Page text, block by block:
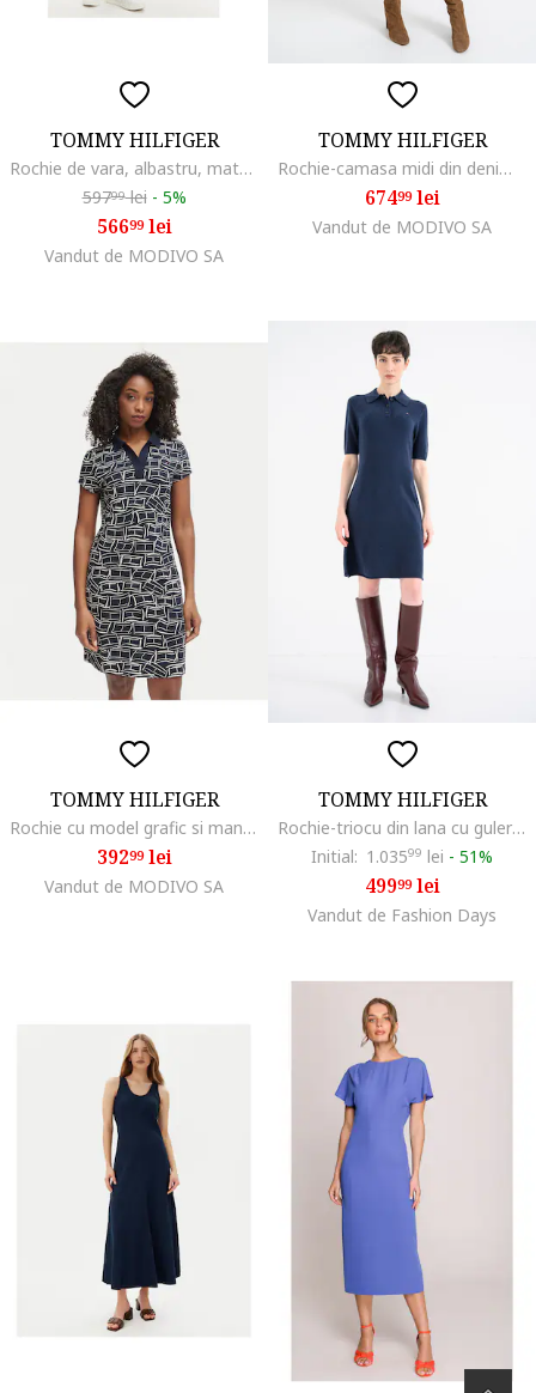
TOMMY HILFIGER
Rochie de vara, albastru, material sintetic,
59799lei - 5%
56699lei
Vandut de MODIVO SA
TOMMY HILFIGER
Rochie-camasa midi din denim, Albastru deschis
67499lei
Vandut de MODIVO SA
TOMMY HILFIGER
Rochie cu model grafic si maneci scurte
39299lei
Vandut de MODIVO SA
TOMMY HILFIGER
Rochie-triocu din lana cu guler polo, Bleumarin
Initial: 1.03599 lei - 51%
49999lei
Vandut de Fashion Days